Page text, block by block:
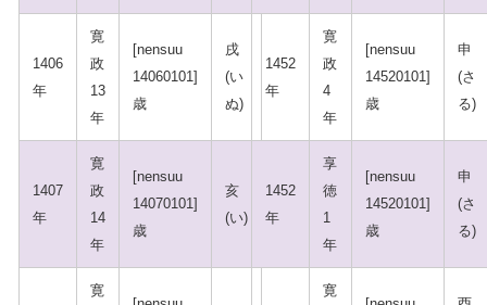
1406
年
寛
政
13
年
[nensuu
14060101]
歳
戌
(い
ぬ)
1407
年
寛
政
14
年
[nensuu
14070101]
歳
亥
(い)
寛
1452
年
寛
政
4
年
[nensuu
14520101]
歳
申
(さ
る)
1452
年
享
徳
1
年
[nensuu
14520101]
歳
申
(さ
る)
寛